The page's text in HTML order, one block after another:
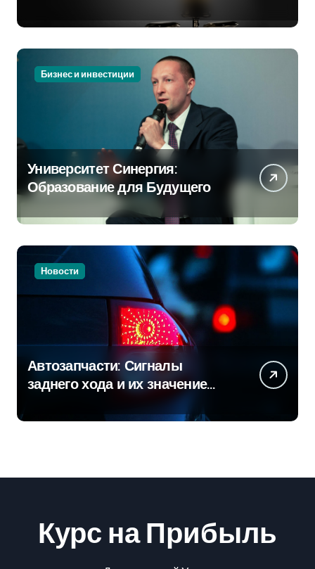
Бизнес и инвестиции
Университет Синергия:
Образование для Будущего
Новости
Автозапчасти: Сигналы
заднего хода и их значение
для безопасности на дороге
Курс на Прибыль